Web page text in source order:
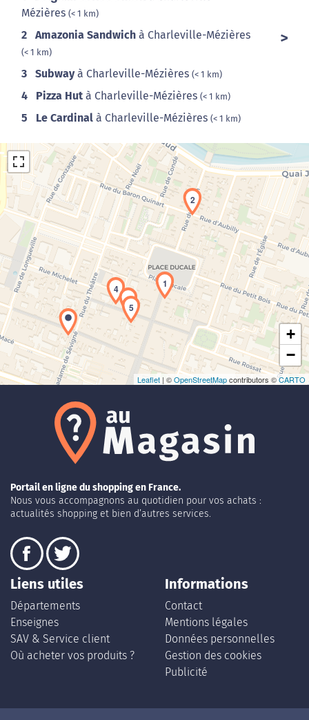
Mézières (< 1 km)
2 Amazonia Sandwich à Charleville-Mézières
(< 1 km)
3 Subwayà Charleville-Mézières (< 1 km)
4 Pizza Hut à Charleville-Mézières (< 1 km)
5 Le Cardinal à Charleville-Mézières (< 1 km)
Chargement de la carte en cours...
1
2
3
4
5
+
−
Leaflet | ©OpenStreetMapcontributors ©CARTO
Portail en ligne du shopping en France.
Nous vous accompagnons au quotidien pour vos achats :
actualités shopping et bien d’autres services.
Liens utiles
Départements
Enseignes
SAV & Service client
Où acheter vos produits ?
Informations
Contact
Mentions légales
Données personnelles
Gestion des cookies
Publicité